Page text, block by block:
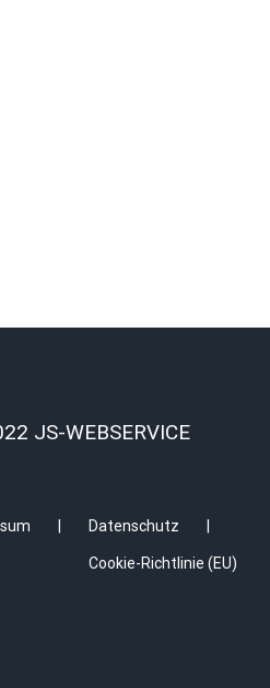
JS-WEBSERVICE
Datenschutz
Cookie-Richtlinie (EU)